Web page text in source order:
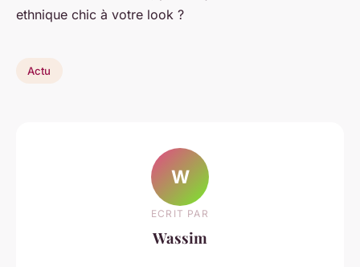
ethnique chic à votre look ?
Actu
W
ECRIT PAR
Wassim